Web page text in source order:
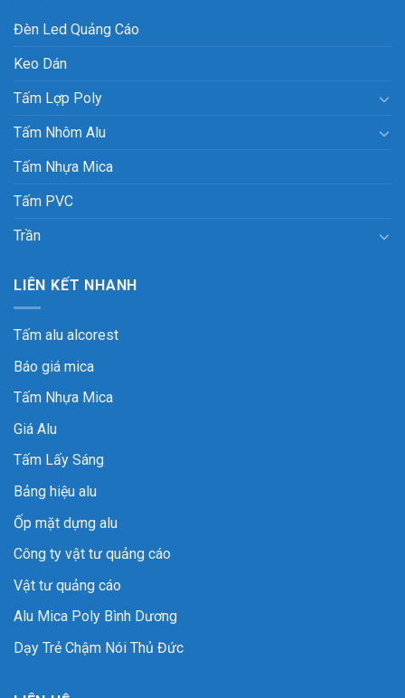
Đèn Led Quảng Cáo
Keo Dán
Tấm Lợp Poly
Tấm Nhôm Alu
Tấm Nhựa Mica
Tấm PVC
Trần
LIÊN KẾT NHANH
Tấm alu alcorest
Báo giá mica
Tấm Nhựa Mica
Giá Alu
Tấm Lấy Sáng
Bảng hiệu alu
Ốp mặt dựng alu
Công ty vật tư quảng cáo
Vật tư quảng cáo
Alu Mica Poly Bình Dương
Dạy Trẻ Chậm Nói Thủ Đức